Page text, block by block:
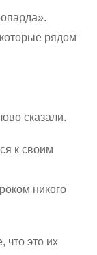
рядом
сказали.
к своим
никого
что это их